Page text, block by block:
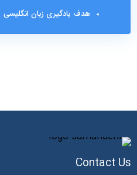
هدف یادگیری زبان انگلیسی
Contact Us